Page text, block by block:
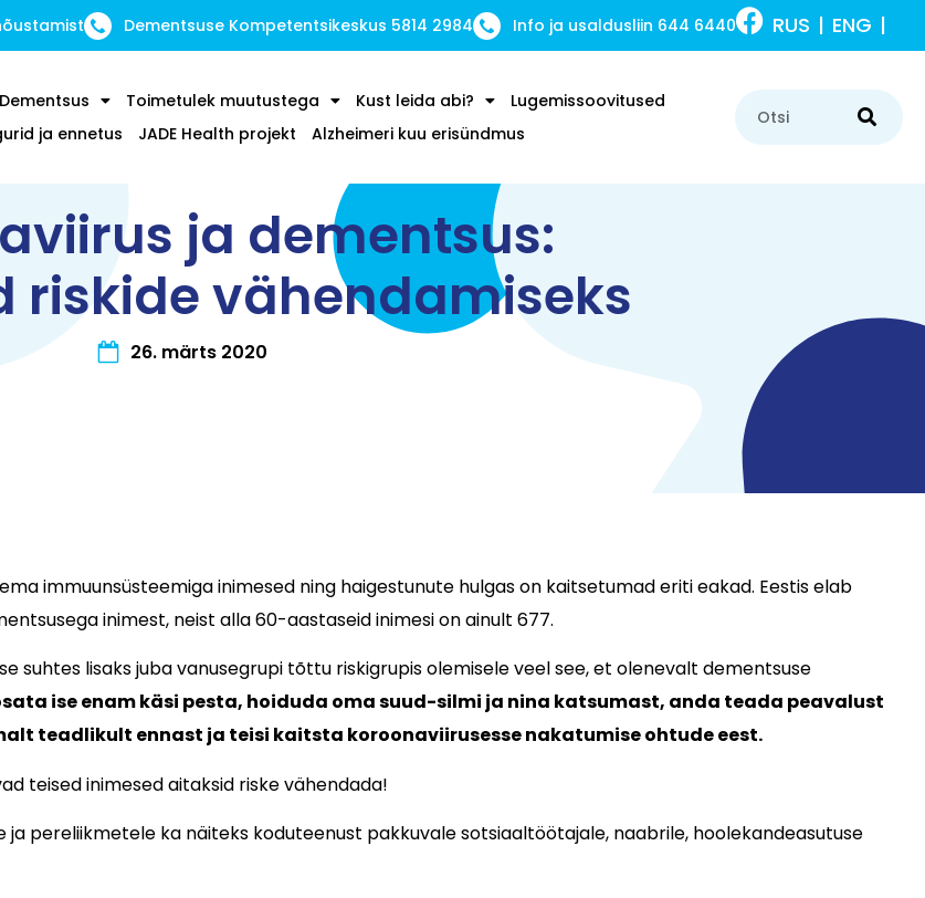
RUS ENG
Info ja usaldusliin 644 6440
Dementsuse Kompetentsikeskus 5814 2984
Dementsus Toimetulek muutustega Kust leida abi?
Lugemissoovitused
ja ennetus
JADE Health projekt Alzheimeri kuu erisündmus
ja dementsus:
riskide vähendamiseks
26. märts 2020
immuunsüsteemiga inimesed ning haigestunute hulgas on kaitsetumad eriti eakad. Eestis elab
inimest, neist alla 60-aastaseid inimesi on ainult 677.
suhtes lisaks juba vanusegrupi tõttu riskigrupis olemisele veel see, et olenevalt dementsuse
ise enam käsi pesta, hoiduda oma suud-silmi ja nina katsumast, anda teada peavalust
teadlikult ennast ja teisi kaitsta koroonaviirusesse nakatumise ohtude eest.
teised inimesed aitaksid riske vähendada!
ja pereliikmetele ka näiteks koduteenust pakkuvale sotsiaaltöötajale, naabrile, hoolekandeasutuse